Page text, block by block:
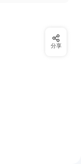
分享